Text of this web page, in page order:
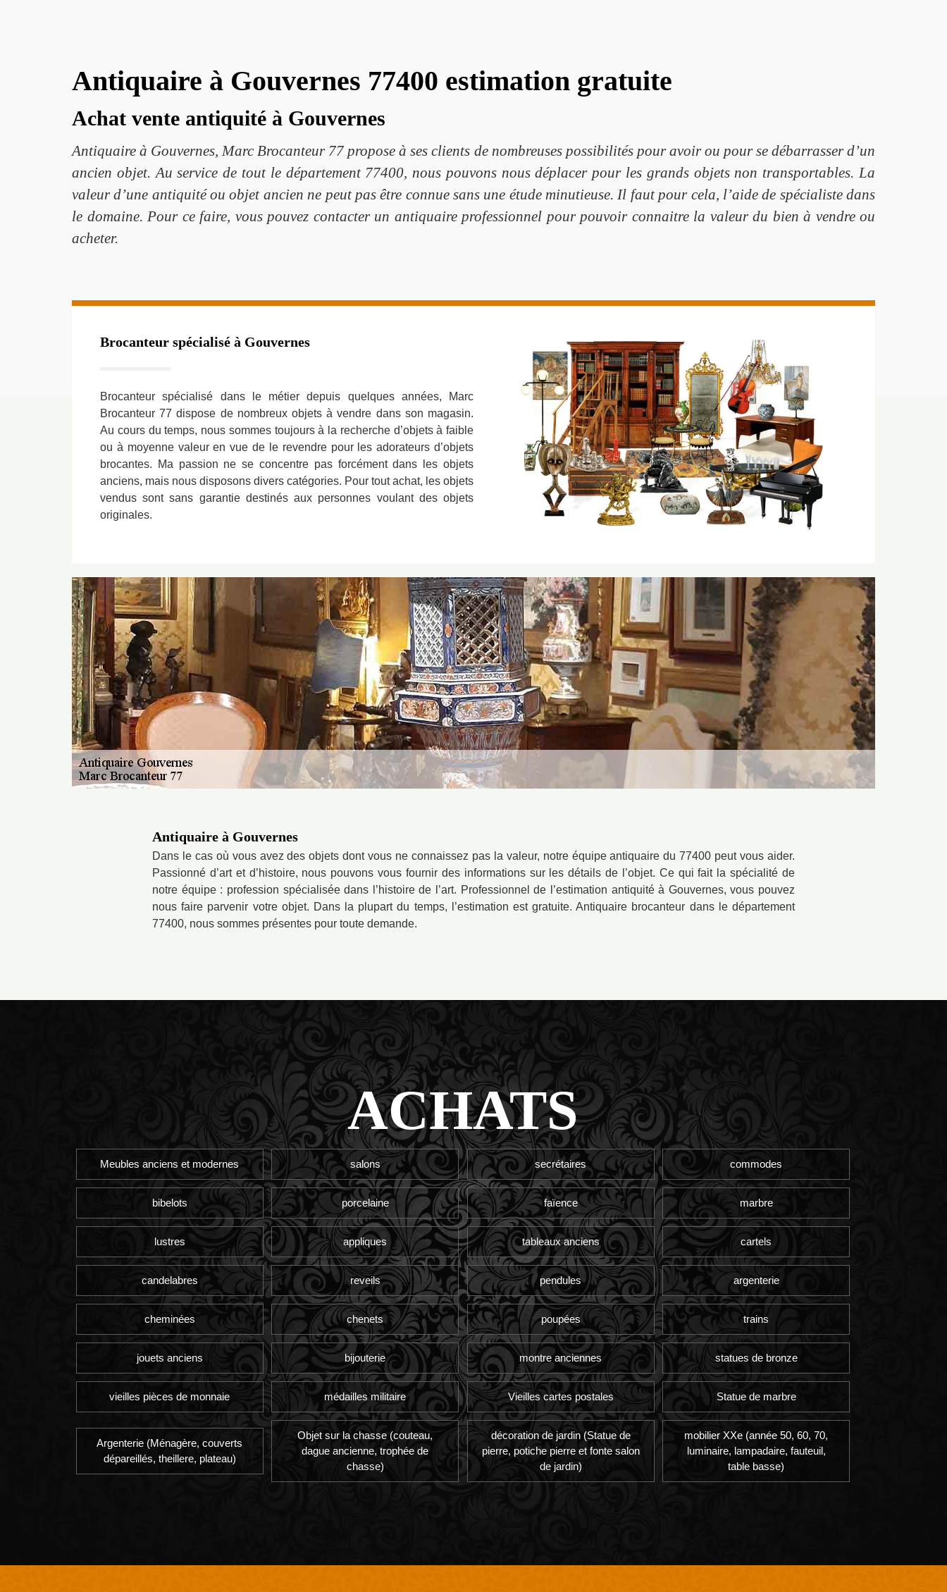
Antiquaire à Gouvernes 77400 estimation gratuite
Achat vente antiquité à Gouvernes
Antiquaire à Gouvernes, Marc Brocanteur 77 propose à ses clients de nombreuses possibilités pour avoir ou pour se débarrasser d’un
ancien objet. Au service de tout le département 77400, nous pouvons nous déplacer pour les grands objets non transportables. La
valeur d’une antiquité ou objet ancien ne peut pas être connue sans une étude minutieuse. Il faut pour cela, l’aide de spécialiste dans
le domaine. Pour ce faire, vous pouvez contacter un antiquaire professionnel pour pouvoir connaitre la valeur du bien à vendre ou
acheter.
Brocanteur spécialisé à Gouvernes
Brocanteur spécialisé dans le métier depuis quelques années, Marc
Brocanteur 77 dispose de nombreux objets à vendre dans son magasin.
Au cours du temps, nous sommes toujours à la recherche d’objets à faible
ou à moyenne valeur en vue de le revendre pour les adorateurs d’objets
brocantes. Ma passion ne se concentre pas forcément dans les objets
anciens, mais nous disposons divers catégories. Pour tout achat, les objets
vendus sont sans garantie destinés aux personnes voulant des objets
originales.
Antiquaire à Gouvernes
Dans le cas où vous avez des objets dont vous ne connaissez pas la valeur, notre équipe antiquaire du 77400 peut vous aider.
Passionné d’art et d’histoire, nous pouvons vous fournir des informations sur les détails de l’objet. Ce qui fait la spécialité de
notre équipe : profession spécialisée dans l’histoire de l’art. Professionnel de l’estimation antiquité à Gouvernes, vous pouvez
nous faire parvenir votre objet. Dans la plupart du temps, l’estimation est gratuite. Antiquaire brocanteur dans le département
77400, nous sommes présentes pour toute demande.
ACHATS
Meubles anciens et modernes salons secrétaires commodes
bibelots porcelaine faïence marbre
lustres appliques tableaux anciens cartels
candelabres reveils pendules argenterie
cheminées chenets poupées trains
jouets anciens bijouterie montre anciennes statues de bronze
vieilles pièces de monnaie médailles militaire Vieilles cartes postales Statue de marbre
Argenterie (Ménagère, couverts
dépareillés, theillere, plateau)
Objet sur la chasse (couteau,
dague ancienne, trophée de
chasse)
décoration de jardin (Statue de
pierre, potiche pierre et fonte salon
de jardin)
mobilier XXe (année 50, 60, 70,
luminaire, lampadaire, fauteuil,
table basse)